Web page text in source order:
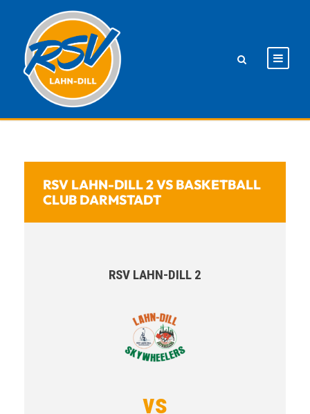
RSV LAHN-DILL 2 VS BASKETBALL
CLUB DARMSTADT
RSV LAHN-DILL 2
vs